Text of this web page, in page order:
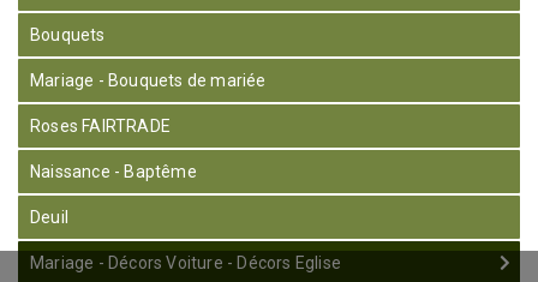
Bouquets
Mariage - Bouquets de mariée
Roses FAIRTRADE
Naissance - Baptême
Deuil
Mariage - Décors Voiture - Décors Eglise